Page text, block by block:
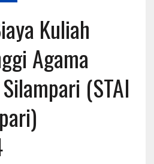
Kuliah
Agama
(STAI